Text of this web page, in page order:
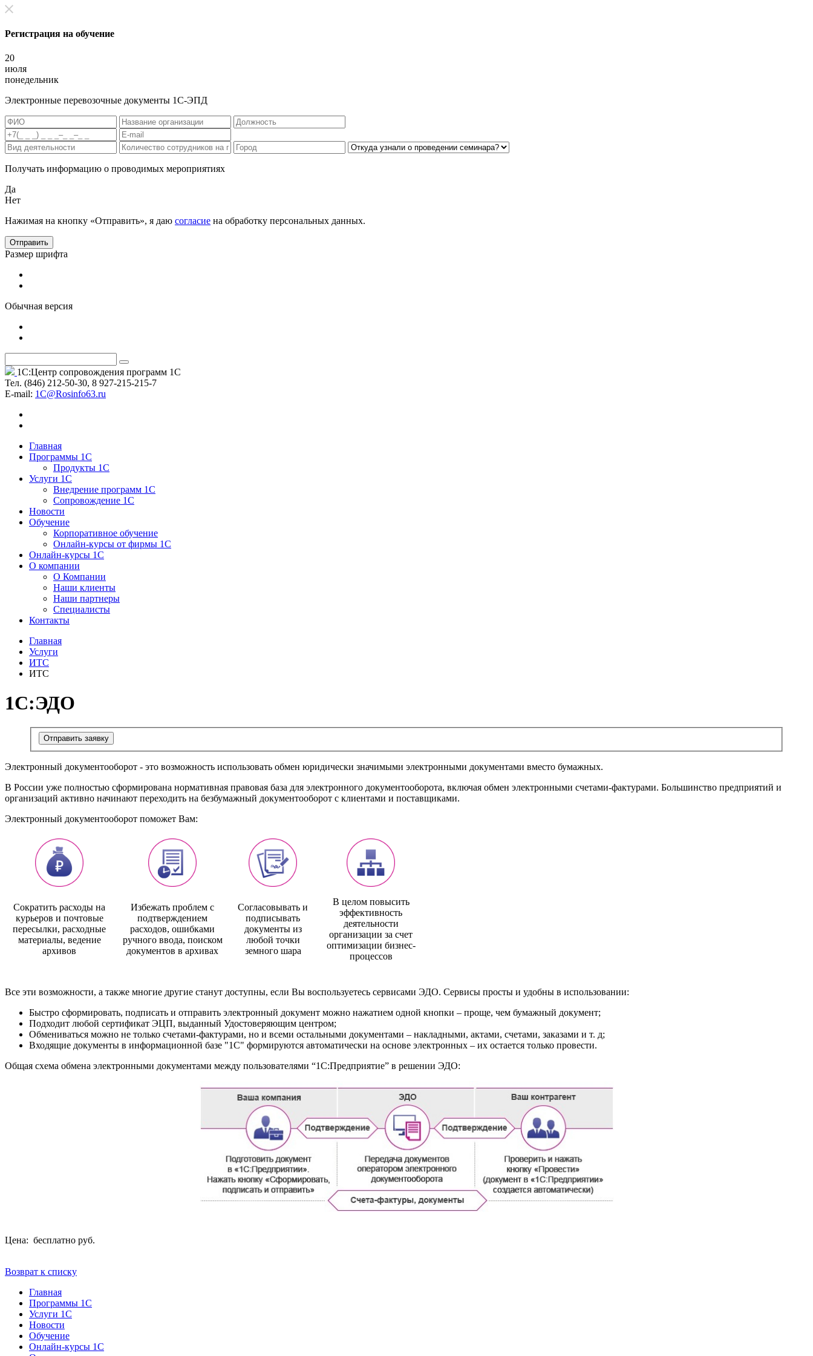
Регистрация на обучение
20
июля
понедельник
Электронные перевозочные документы 1С-ЭПД
Получать информацию о проводимых мероприятиях
Да
Нет
Нажимая на кнопку «Отправить», я даю согласие на обработку персональных данных.
Отправить
Размер шрифта
Обычная версия
1С:Центр сопровождения программ 1С
Тел. (846) 212-50-30, 8 927-215-215-7
Е-mail: 1C@Rosinfo63.ru
Главная
Программы 1С
Продукты 1С
Услуги 1С
Внедрение программ 1С
Сопровождение 1С
Новости
Обучение
Корпоративное обучение
Онлайн-курсы от фирмы 1С
Онлайн-курсы 1С
О компании
О Компании
Наши клиенты
Наши партнеры
Специалисты
Контакты
Главная
Услуги
ИТС
ИТС
1С:ЭДО
Отправить заявку
Электронный документооборот - это возможность использовать обмен юридически значимыми электронными документами вместо бумажных.
В России уже полностью сформирована нормативная правовая база для электронного документооборота, включая обмен электронными счетами-фактурами. Большинство предприятий и
организаций активно начинают переходить на безбумажный документооборот с клиентами и поставщиками.
Электронный документооборот поможет Вам:
Сократить расходы на
курьеров и почтовые
пересылки, расходные
материалы, ведение
архивов
Избежать проблем с
подтверждением
расходов, ошибками
ручного ввода, поиском
документов в архивах
Согласовывать и
подписывать
документы из
любой точки
земного шара
В целом повысить
эффективность
деятельности
организации за счет
оптимизации бизнес-
процессов
Все эти возможности, а также многие другие станут доступны, если Вы воспользуетесь сервисами ЭДО. Сервисы просты и удобны в использовании:
Быстро сформировать, подписать и отправить электронный документ можно нажатием одной кнопки – проще, чем бумажный документ;
Подходит любой сертификат ЭЦП, выданный Удостоверяющим центром;
Обмениваться можно не только счетами-фактурами, но и всеми остальными документами – накладными, актами, счетами, заказами и т. д;
Входящие документы в информационной базе "1С" формируются автоматически на основе электронных – их остается только провести.
Общая схема обмена электронными документами между пользователями “1C:Предприятие” в решении ЭДО:
Цена: бесплатно руб.
Возврат к списку
Главная
Программы 1С
Услуги 1С
Новости
Обучение
Онлайн-курсы 1С